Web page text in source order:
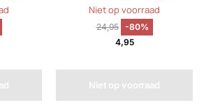
Niet op voorraad
24,95
-80%
4,95
Niet op voorraad